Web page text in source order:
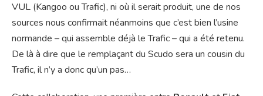
VUL (Kangoo ou Trafic), ni où il serait produit, une de nos
sources nous confirmait néanmoins que c’est bien l’usine
normande – qui assemble déjà le Trafic – qui a été retenu.
De là à dire que le remplaçant du Scudo sera un cousin du
Trafic, il n’y a donc qu’un pas…